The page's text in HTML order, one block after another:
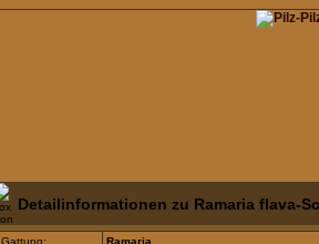
Detailinformationen zu Ramaria flava-
Gattung:
Ramaria